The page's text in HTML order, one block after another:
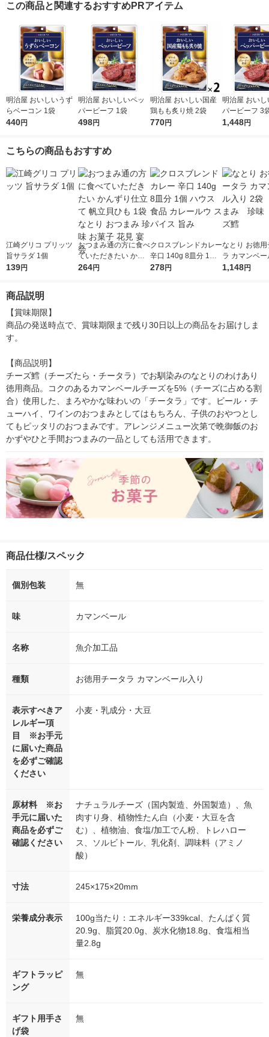
この商品と関連するおすすめPRアイテム
明治屋 おいしいうず
らベーコン 1袋
440円
明治屋 おいしいペッ
パービーフ 1袋
498円
明治屋 おいしい国産
鶏もも炙り焼 2袋
770円
明治屋 おいし
パービーフ 3
1,448円
こちらの商品もおすすめ
江崎グリコ プリッツ
旨サラダ 1個
139円
おつまみ通の方に食べ
ていただきたい かん
ずり仕立て 帆立貝ひ
264円
クロスブレンドカレー
辛口 140g 8皿分 1個
ハウス食品 カレール
278円
なとり お徳用
ラ カマンベ
2袋 おつま
1,148円
商品説明
【賞味期限】
商品の発送時点で、賞味期限まで残り30日以上の商品をお届けしま
す。
【商品説明】
チーズ鱈（チーズたら・チータラ）でお馴染みのなとりのわけあり
徳用商品。コクのあるカマンベールチーズを5%（チーズに占める割
合）使用した、まろやかな味わいの「チータラ」です。ビール・チ
ューハイ、ワインのおつまみとしてはもちろん、子供のおやつとし
てもピッタリのおつまみです。アレンジメニュー次第で晩御飯のお
かずやひと手間おつまみの一品としても活用できます。
商品仕様/スペック
個別包装 無
味 カマンベール
名称 魚介加工品
種類 お徳用チータラ カマンベール入り
表示すべきア
レルギー項
目 ※お手元
に届いた商品
を必ずご確認
ください
小麦・乳成分・大豆
原材料 ※お
手元に届いた
商品を必ずご
確認ください
ナチュラルチーズ（国内製造、外国製造）、魚
肉すり身、植物性たん白（小麦・大豆を含
む）、植物油、食塩/加工でん粉、トレハロー
ス、ソルビトール、乳化剤、調味料（アミノ
酸）
寸法 245×175×20mm
栄養成分表示
100g当たり：エネルギー339kcal、たんぱく質
20.9g、脂質20.0g、炭水化物18.8g、食塩相当
量2.8g
ギフトラッピ
ング
無
ギフト用手さ
げ袋
無